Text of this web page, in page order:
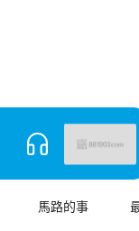
馬路的事